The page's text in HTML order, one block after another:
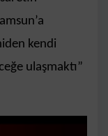
kendi
ulaşmaktı”